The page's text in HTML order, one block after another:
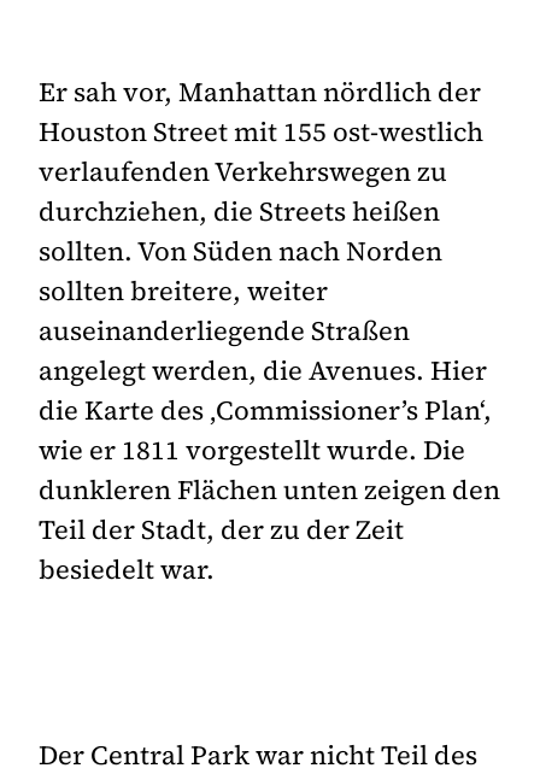
Er sah vor, Manhattan nördlich der
Houston Street mit 155 ost-westlich
verlaufenden Verkehrswegen zu
durchziehen, die Streets heißen
sollten. Von Süden nach Norden
sollten breitere, weiter
auseinanderliegende Straßen
angelegt werden, die Avenues. Hier
die Karte des ‚Commissioner’s Plan‘,
wie er 1811 vorgestellt wurde. Die
dunkleren Flächen unten zeigen den
Teil der Stadt, der zu der Zeit
besiedelt war.
Der Central Park war nicht Teil des